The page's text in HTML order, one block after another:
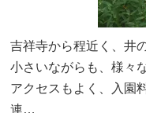
吉祥寺から程近く、井
小さいながらも、様々
アクセスもよく、入園
連…